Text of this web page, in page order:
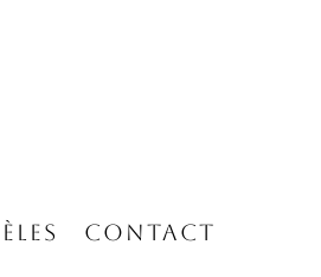
CONTACT